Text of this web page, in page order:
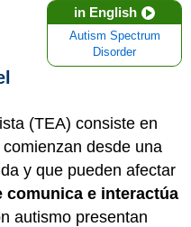
in English
Autism Spectrum
Disorder
(TEA) consiste en
desde una
y que pueden afectar
comunica e interactúa
autismo presentan